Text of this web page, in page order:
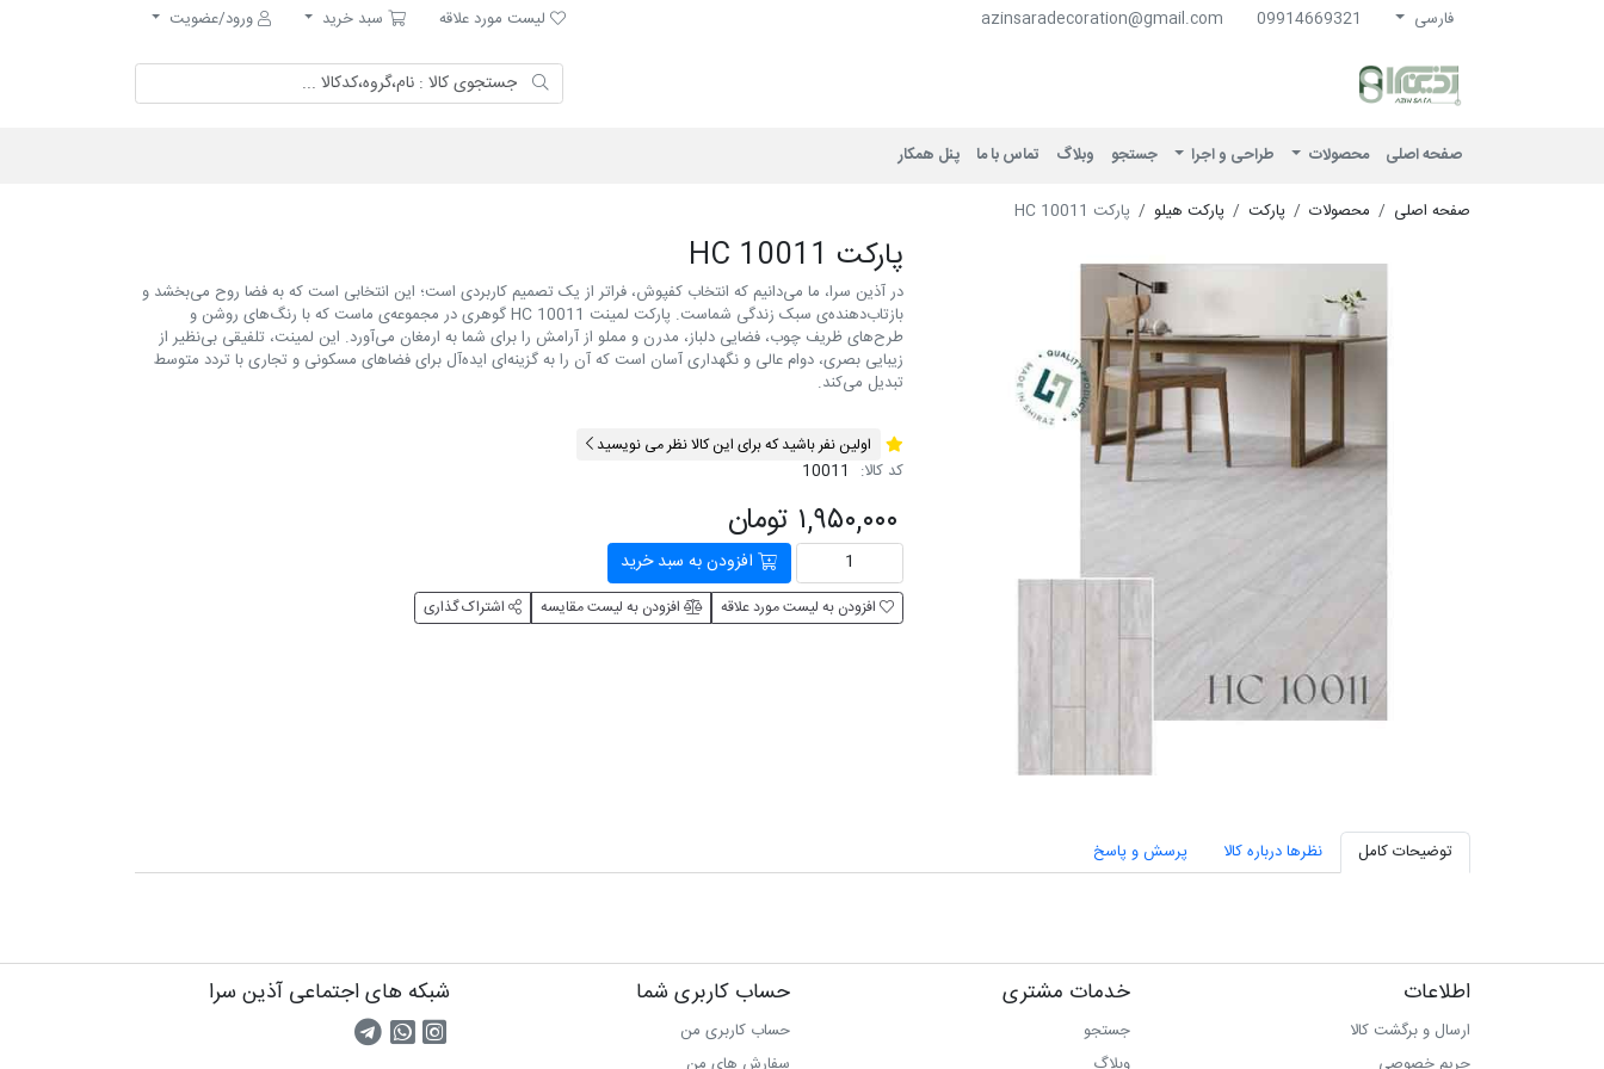
فارسی 09914669321
azinsaradecoration@gmail.com لیست مورد علاقه
لیست مورد علاقه سبد خرید
سبد خرید
ورود/عضویت
صفحه اصلی محصولات طراحی و اجرا جستجو وبلاگ تماس با ما پنل همکار
صفحه اصلی محصولات پارکت پارکت هیلو پارکت HC 10011
پارکت HC 10011
در آذین سرا، ما می‌دانیم که انتخاب کفپوش، فراتر از یک تصمیم کاربردی است؛ این انتخابی است که به فضا روح می‌بخشد و
بازتاب‌دهنده‌ی سبک زندگی شماست. پارکت لمینت HC 10011 گوهری در مجموعه‌ی ماست که با رنگ‌های روشن و
طرح‌های ظریف چوب، فضایی دلباز، مدرن و مملو از آرامش را برای شما به ارمغان می‌آورد. این لمینت، تلفیقی بی‌نظیر از
زیبایی بصری، دوام عالی و نگهداری آسان است که آن را به گزینه‌ای ایده‌آل برای فضاهای مسکونی و تجاری با تردد متوسط
تبدیل می‌کند.
اولین نفر باشید که برای این کالا نظر می نویسید
کد کالا: 10011
۱,۹۵۰,۰۰۰ تومان
افزودن به سبد خرید
افزودن به لیست مورد علاقه افزودن به لیست مقایسه اشتراک گذاری
توضیحات کامل نظرها درباره کالا پرسش و پاسخ
اطلاعات
ارسال و برگشت کالا
خدمات مشتری
جستجو
حساب کاربری شما
حساب کاربری من
شبکه های اجتماعی آذین سرا
صفحه اینستاگرام
تماس با واتس اپ
کانال تلگرام